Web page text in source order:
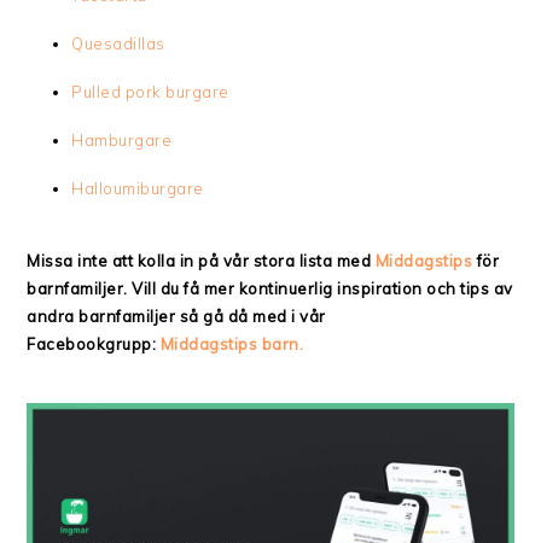
Quesadillas
Pulled pork burgare
Hamburgare
Halloumiburgare
Missa inte att kolla in på vår stora lista med Middagstipsför
barnfamiljer. Vill du få mer kontinuerlig inspiration och tips av
andra barnfamiljer så gå då med i vår
Facebookgrupp: Middagstips barn.